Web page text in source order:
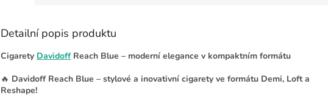
Detailní popis produktu
Cigarety DavidoffReach Blue – moderní elegance v kompaktním formátu
🔥 Davidoff Reach Blue – stylové a inovativní cigarety ve formátu Demi, Loft a
Reshape!